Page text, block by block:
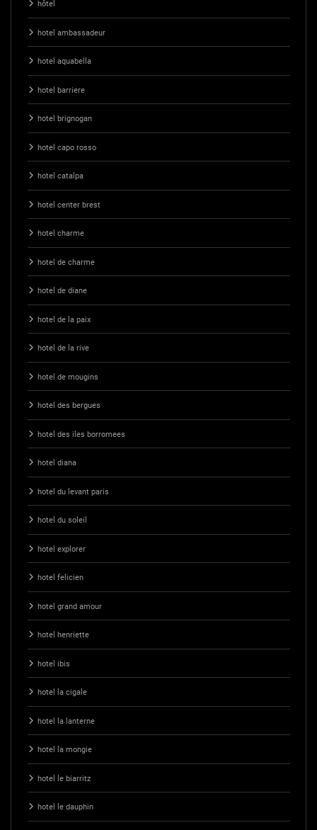
hôtel
hotel ambassadeur
hotel aquabella
hotel barriere
hotel brignogan
hotel capo rosso
hotel catalpa
hotel center brest
hotel charme
hotel de charme
hotel de diane
hotel de la paix
hotel de la rive
hotel de mougins
hotel des bergues
hotel des iles borromees
hotel diana
hotel du levant paris
hotel du soleil
hotel explorer
hotel felicien
hotel grand amour
hotel henriette
hotel ibis
hotel la cigale
hotel la lanterne
hotel la mongie
hotel le biarritz
hotel le dauphin